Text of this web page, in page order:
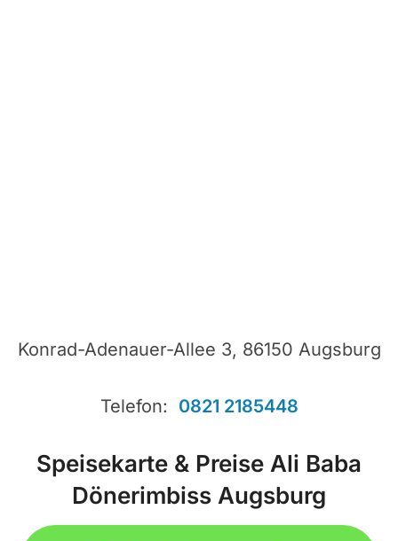
Konrad-Adenauer-Allee 3, 86150 Augsburg
Telefon: 0821 2185448
Speisekarte & Preise Ali Baba
Dönerimbiss Augsburg